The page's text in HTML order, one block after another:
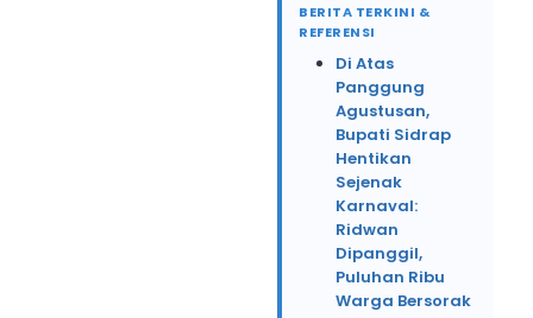
BERITA TERKINI &
REFERENSI
Di Atas
Panggung
Agustusan,
Bupati Sidrap
Hentikan
Sejenak
Karnaval:
Ridwan
Dipanggil,
Puluhan Ribu
Warga Bersorak